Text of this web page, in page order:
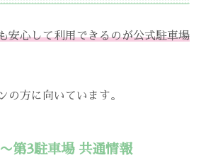
安心して利用できるのが公式駐車場
の方に向いています。
第3駐車場 共通情報